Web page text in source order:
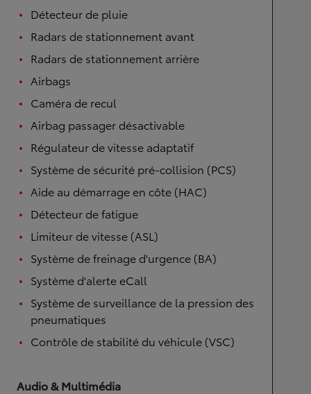
Détecteur de pluie
Radars de stationnement avant
Radars de stationnement arrière
Airbags
Caméra de recul
Airbag passager désactivable
Régulateur de vitesse adaptatif
Système de sécurité pré-collision (PCS)
Aide au démarrage en côte (HAC)
Détecteur de fatigue
Limiteur de vitesse (ASL)
Système de freinage d'urgence (BA)
Système d'alerte eCall
Système de surveillance de la pression des
pneumatiques
Contrôle de stabilité du véhicule (VSC)
Audio & Multimédia